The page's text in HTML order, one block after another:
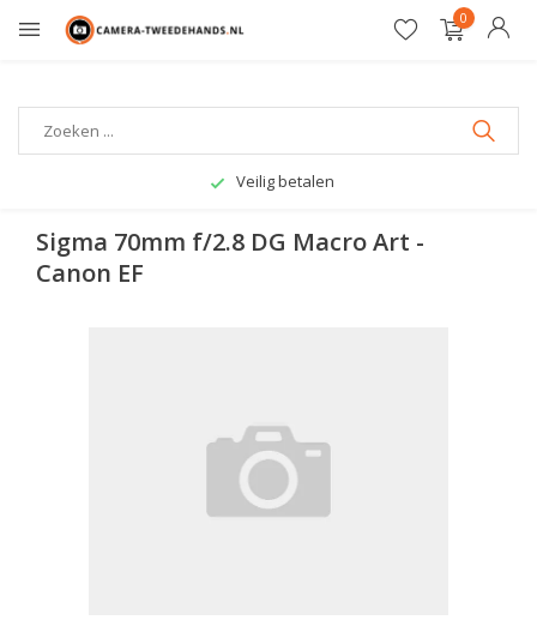
0
Veilig betalen
Sigma 70mm f/2.8 DG Macro Art -
Canon EF